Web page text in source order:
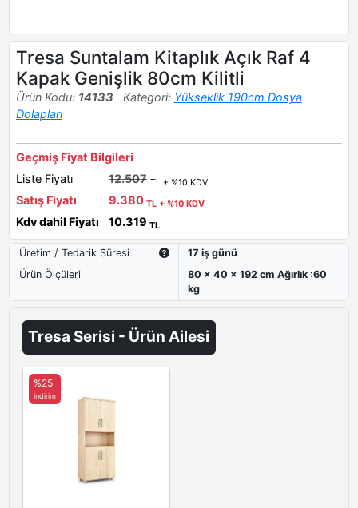
Tresa Suntalam Kitaplık Açık Raf 4
Kapak Genişlik 80cm Kilitli
Ürün Kodu: 14133 Kategori: Yükseklik 190cm Dosya
Dolapları
Geçmiş Fiyat Bilgileri
Liste Fiyatı
12.507 TL + %10 KDV
Satış Fiyatı 9.380 TL + %10 KDV
Kdv dahil Fiyatı 10.319 TL
Üretim / Tedarik Süresi
17 iş günü
Ürün Ölçüleri
80 x 40 x 192 cm Ağırlık :60
kg
Tresa Serisi - Ürün Ailesi
%25
indirim